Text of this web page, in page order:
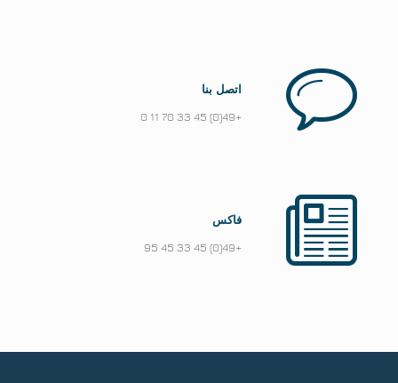
اتصل بنا
+49(0) 45 33 70 11 0
فاكس
+49(0) 45 33 45 95